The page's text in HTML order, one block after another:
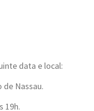
data e local:
Nassau.
19h.